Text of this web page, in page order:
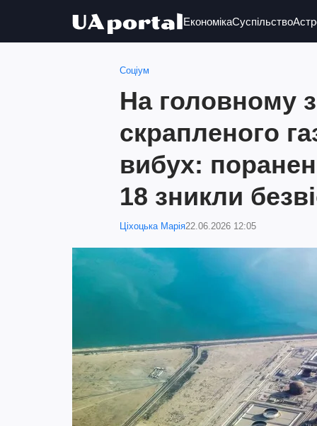
ЕкономікаСуспільство
Соціум
На головному
скрапленого
вибух:
18 зникли
Ціхоцька Марія22.06.2026 12:05